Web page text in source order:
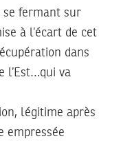
fermant sur
à l’écart de cet
dans
l’Est…qui va
légitime après
empressée